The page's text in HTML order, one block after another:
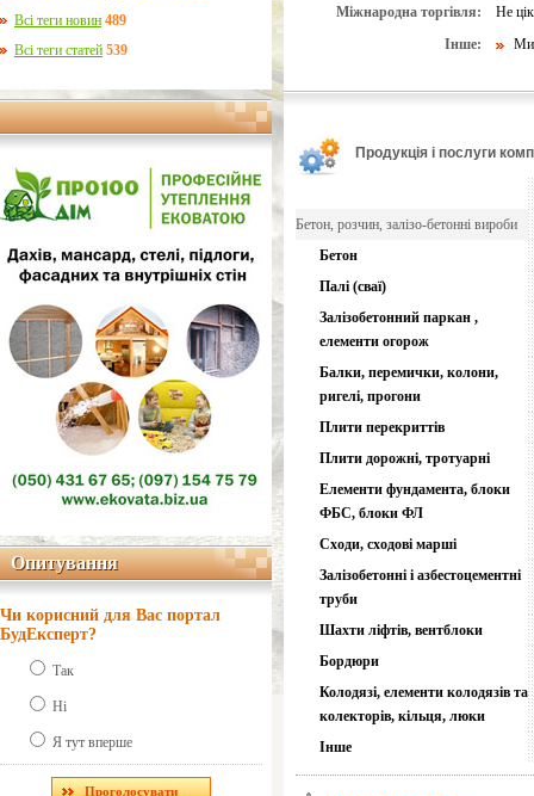
Всі теги новин 489
Всі теги статей 539
Опитування
Опитування
Чи корисний для Вас портал
БудЕксперт?
Так
Ні
Я тут вперше
Міжнародна торгівля:
Не
Інше:
Ми
Продукція і послуги
Бетон, розчин, залізо-бетонні вироби
Бетон
Палі (сваї)
Залізобетонний паркан ,
елементи огорож
Балки, перемички, колони,
ригелі, прогони
Плити перекриттів
Плити дорожні, тротуарні
Елементи фундамента, блоки
ФБС, блоки ФЛ
Сходи, сходові марші
Залізобетонні і азбестоцементні
труби
Шахти ліфтів, вентблоки
Бордюри
Колодязі, елементи колодязів та
колекторів, кільця, люки
Інше